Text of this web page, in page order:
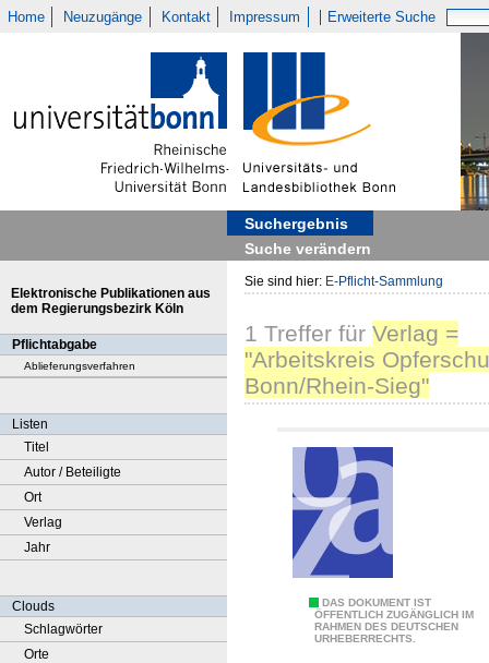
Home Neuzugänge Kontakt Impressum Erweiterte Suche
Suchergebnis
Suche verändern
Elektronische Publikationen aus
dem Regierungsbezirk Köln
Pflichtabgabe
Ablieferungsverfahren
Listen
Titel
Autor / Beteiligte
Ort
Verlag
Jahr
Clouds
Schlagwörter
Orte
Sie sind hier: E-Pflicht-Sammlung
1 Treffer für Verlag =
"Arbeitskreis
Bonn/Rhein-Sieg"
DAS DOKUMENT IST
ÖFFENTLICH ZUGÄNGLICH IM
RAHMEN DES DEUTSCHEN
URHEBERRECHTS.
O